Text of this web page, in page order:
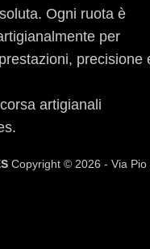
Ogni ruota è
per
precisione
artigianali
Copyright © 2026 - Via Pio